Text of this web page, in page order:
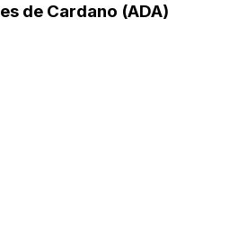
de Cardano (ADA)